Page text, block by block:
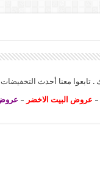
التخفيضات
– عروض البيت الاخضر –